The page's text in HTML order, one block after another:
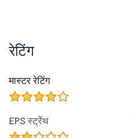
रेटिंग
मास्टर रेटिंग
EPS स्ट्रेंथ